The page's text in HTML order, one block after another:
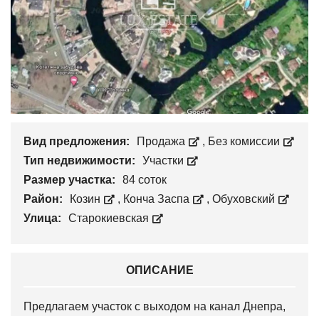
Вид предложения: Продажа , Без комиссии
Тип недвижимости:
Участки
Размер участка:
84 соток
Район:
Козин , Конча Заспа , Обуховский
Улица:
Старокиевская
ОПИСАНИЕ
Предлагаем участок с выходом на канал Днепра,